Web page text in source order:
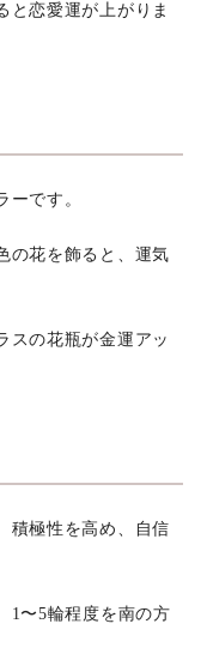
と恋愛運が上がりま
ーです。
の花を飾ると、運気
スの花瓶が金運アッ
積極性を高め、自信
1〜5輪程度を南の方